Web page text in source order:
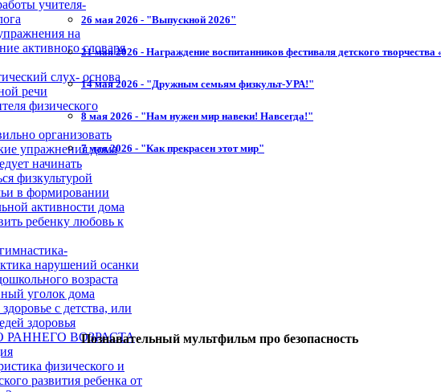
учителя-
на
активного словаря
слух- основа
речи
физического
организовать
упражнения дома
начинать
физкультурой
в формировании
активности дома
ребенку любовь к
нарушений осанки
возраста
уголок дома
с детства, или
здоровья
РАННЕГО ВОЗРАСТА
физического и
развития ребенка от
26 мая 2026 - "Выпускной 2026"
21 мая 2026 - Награждение воспитанников фестиваля детского творчества
14 мая 2026 - "Дружным семьям физкульт-УРА!"
8 мая 2026 - "Нам нужен мир навеки! Навсегда!"
7 мая 2026 - "Как прекрасен этот мир"
Познавательный мультфильм про безопасность